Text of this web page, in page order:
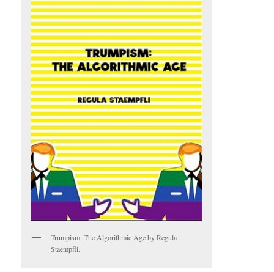
Trumpism. The Algorithmic Age by Regula
Staempfli.